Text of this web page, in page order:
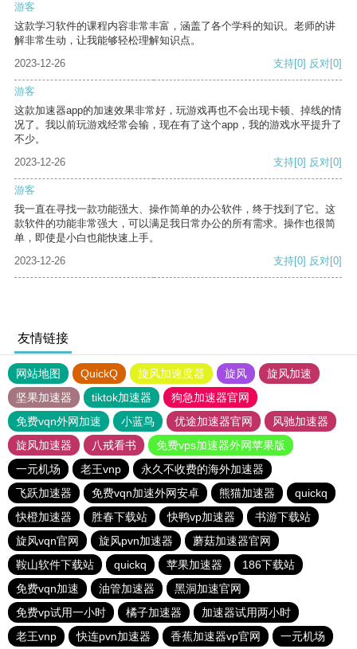
游客
这款学习软件的课程内容非常丰富，涵盖了各个学科的知识。老师的讲
解非常生动，让我能够轻松理解知识点。
2023-12-26
支持[0] 反对[0]
游客
这款加速器app的加速效果非常好，玩游戏再也不会出现卡顿、掉线的情
况了。我以前玩游戏经常会输，现在有了这个app，我的游戏水平提升了
不少。
2023-12-26
支持[0] 反对[0]
游客
我一直在寻找一款功能强大、操作简单的办公软件，终于找到了它。这
款软件的功能非常强大，可以满足我日常办公的所有需求。操作也很简
单，即使是小白也能快速上手。
2023-12-26
支持[0] 反对[0]
友情链接
网站地图 QuickQ 旋风加速度器 旋风
旋风加速
坚果加速器
tiktok加速器
狗急加速器官网
免费vqn外网加速
小蓝鸟 优途加速器官网
风驰加速器
旋风加速器
八戒看书
免费vps加速器外网苹果版
一元机场
老王vnp
永久不收费的海外加速器
飞跃加速器
免费vqn加速外网安卓 熊猫加速器
quickq
快橙加速器
胜春下载站 快鸭vp加速器
书游下载站
旋风vqn官网
旋风pvn加速器
蘑菇加速器官网
鞍山软件下载站
quickq 苹果加速器
186下载站
免费vqn加速
油管加速器
黑洞加速官网
免费vp试用一小时
橘子加速器
加速器试用两小时
老王vnp
快连pvn加速器 香蕉加速器vp官网 一元机场